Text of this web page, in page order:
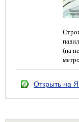
(на
Открыть на